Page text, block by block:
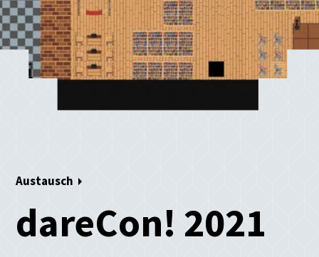
Austausch
dareCon! 2021